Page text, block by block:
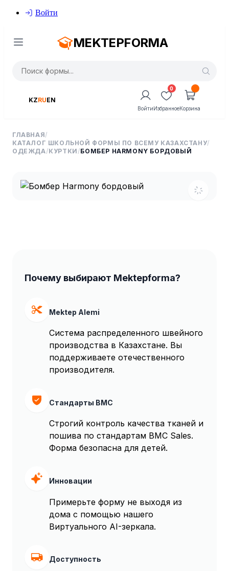
Войти
MEKTEPFORMA
KZRUEN
Войти
0
ИзбранноеКорзина
ГЛАВНАЯ/
КАТАЛОГ ШКОЛЬНОЙ ФОРМЫ ПО ВСЕМУ КАЗАХСТАНУ/
ОДЕЖДА/КУРТКИ /БОМБЕР HARMONY БОРДОВЫЙ
Почему выбирают Mektepforma?
Mektep Alemi
Система распределенного швейного
производства в Казахстане. Вы
поддерживаете отечественного
производителя.
Стандарты BMC
Строгий контроль качества тканей и
пошива по стандартам BMC Sales.
Форма безопасна для детей.
Инновации
Примерьте форму не выходя из
дома с помощью нашего
Виртуального AI-зеркала.
Доступность